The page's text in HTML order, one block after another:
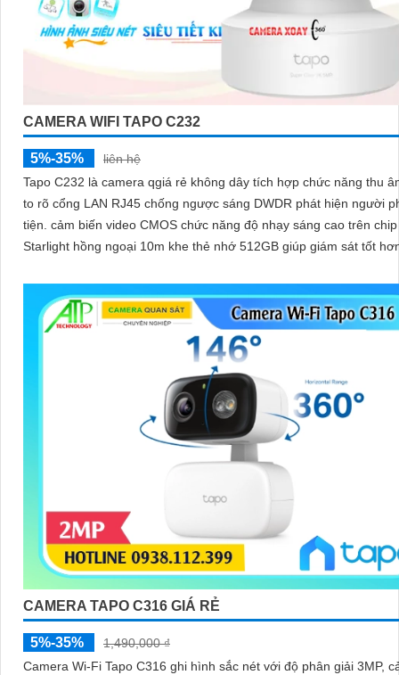
CAMERA WIFI TAPO C232
5%-35%
liên hệ
Tapo C232 là camera qgiá rẻ không dây tích hợp chức năng thu
to rõ cổng LAN RJ45 chống ngược sáng DWDR phát hiện người
tiện. cảm biến video CMOS chức năng độ nhạy sáng cao trên chip
Starlight hồng ngoại 10m khe thẻ nhớ 512GB giúp giám sát tốt
CAMERA TAPO C316 GIÁ RẺ
5%-35%
1,490,000 ₫
Camera Wi-Fi Tapo C316 ghi hình sắc nét với độ phân giải 3MP,